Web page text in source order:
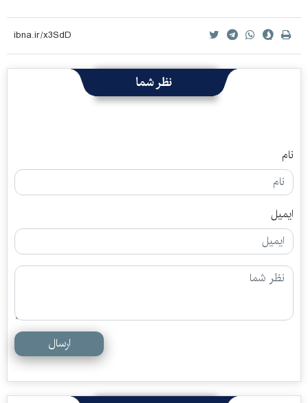
نظر شما
نام
ایمیل
ارسال